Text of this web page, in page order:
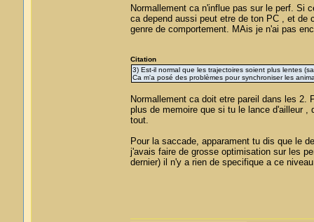
Normallement ca n'influe pas sur le perf. Si
ca depend aussi peut etre de ton PC , et de
genre de comportement. MAis je n'ai pas
Citation
3) Est-il normal que les trajectoires soient plus lentes
Ca m'a posé des problèmes pour synchroniser les
Normallement ca doit etre pareil dans les
plus de memoire que si tu le lance d'ailleur ,
tout.
Pour la saccade, apparament tu dis que le
j'avais faire de grosse optimisation sur les
dernier) il n'y a rien de specifique a ce